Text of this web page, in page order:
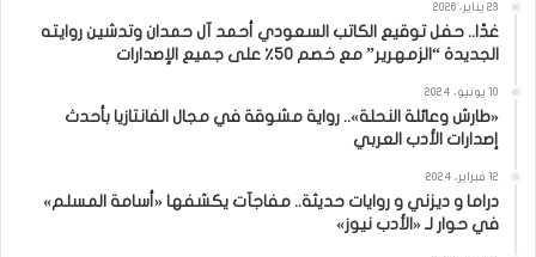
23 يناير، 2026
غدًا.. حفل توقيع الكاتب السعودي أحمد آل حمدان وتدشين روايته
الجديدة “الزمهرير” مع خصم 50٪ على جميع الإصدارات
10 يونيو، 2024
«طارش وعائلة النحلة».. رواية مشوقة في مجال الفانتازيا بأحدث
إصدارات الأدب العربي
12 فبراير، 2024
دراما و ديزني و روايات حديثة.. مفاجآت يكشفها «أسامة المسلم»
في حوار لـ «الأدب نيوز»